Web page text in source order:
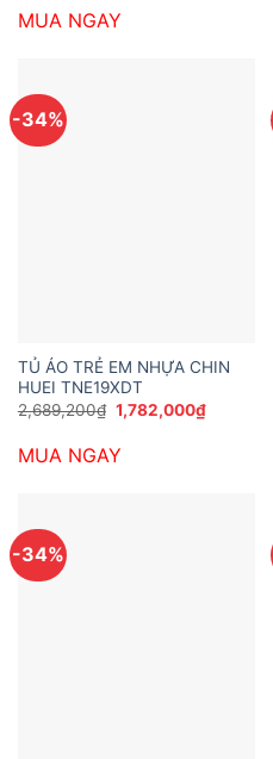
3,769,200₫.
MUA NGAY
-34%
TỦ ÁO TRẺ EM NHỰA CHIN
HUEI TNE19XDT
2,689,200₫ Giá
gốc
2,689,200₫.
1,782,000₫Giá
hiện
MUA NGAY
-34%